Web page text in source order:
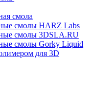
смола
смолы HARZ Labs
смолы 3DSLA.RU
смолы Gorky Liquid
для 3D